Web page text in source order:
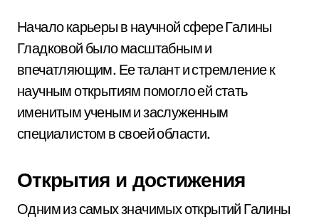
Начало карьеры в научной сфере Галины
Гладковой было масштабным и
впечатляющим. Ее талант и стремление к
научным открытиям помогло ей стать
именитым ученым и заслуженным
специалистом в своей области.
Открытия и достижения
Одним из самых значимых открытий Галины